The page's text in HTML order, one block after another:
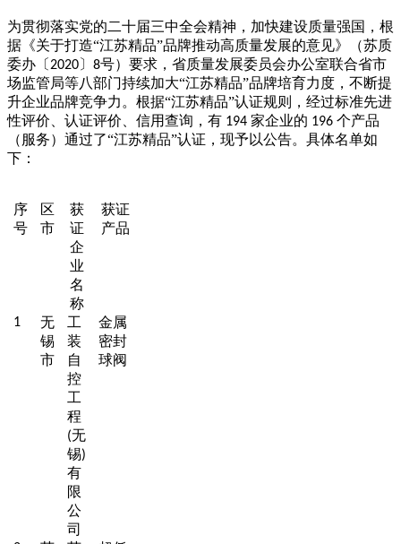
为贯彻落实党的二十届三中全会精神，加快建设质量强国，根
据《关于打造“江苏精品”品牌推动高质量发展的意见》（苏质
委办〔2020〕 8号）要求，省质量发展委员会办公室联合省市
场监管局等八部门持续加大“江苏精品”品牌培育力度，不断提
升企业品牌竞争力。根据“江苏精品”认证规则，经过标准先进
性评价、认证评价、信用查询，有 194 家企业的 196 个产品
（服务）通过了“江苏精品”认证，现予以公告。具体名单如
下：
序
号
区
市
获
证
企
业
名
称
获证
产品
1
无
锡
市
工
装
自
控
工
程
(无
锡)
有
限
公
司
金属
密封
球阀